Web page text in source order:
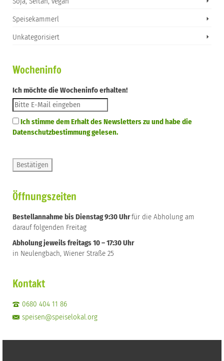
Speisekammerl
Unkategorisiert
Wocheninfo
Ich möchte die Wocheninfo erhalten!
Ich stimme dem Erhalt des Newsletters zu und habe die
Datenschutzbestimmung gelesen.
Öffnungszeiten
Bestellannahme bis Dienstag 9:30 Uhrfür die Abholung am
darauf folgenden Freitag
Abholung jeweils freitags 10 – 17:30 Uhr
in Neulengbach, Wiener Straße 25
Kontakt
0680 404 11 86
speisen@speiselokal.org